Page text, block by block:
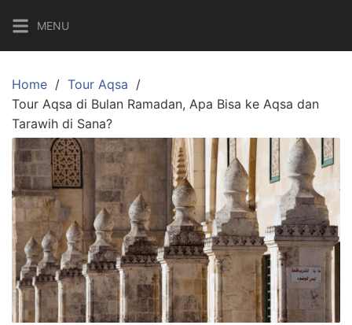
content
MENU
Home
Tour Aqsa
Tour Aqsa di Bulan Ramadan, Apa Bisa ke Aqsa dan
Tarawih di Sana?